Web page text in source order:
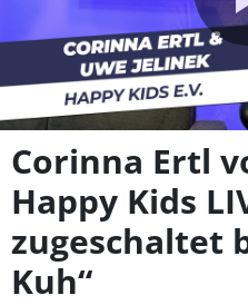
Corinna Ertl
Happy Kids
zugeschaltet
Kuh“